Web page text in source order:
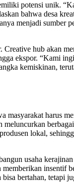
potensi unik.
bahwa desa
menjadi sumber
hub akan
ekspor. “Kami
kemiskinan,
masyarakat harus
lokal,
usaha
insentif
bertahan, tetapi